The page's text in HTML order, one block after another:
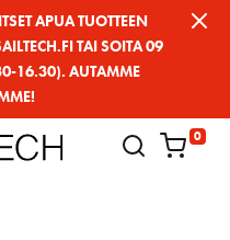
APUA TUOTTEEN
TAI SOITA 09
16.30). AUTAMME
0